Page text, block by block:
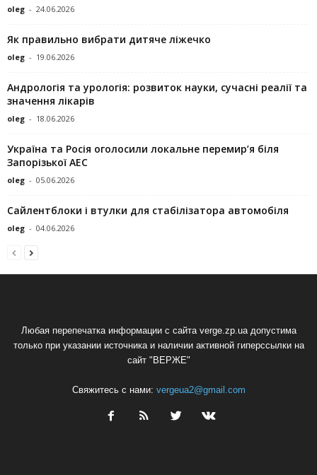
oleg - 24.06.2026
Як правильно вибрати дитяче ліжечко
oleg - 19.06.2026
Андрологія та урологія: розвиток науки, сучасні реалії та
значення лікарів
oleg - 18.06.2026
Україна та Росія оголосили локальне перемир’я біля
Запорізької АЕС
oleg - 05.06.2026
Сайлентблоки і втулки для стабілізатора автомобіля
oleg - 04.06.2026
Любая перепечатка информации с сайта verge.zp.ua допустима
только при указании источника и наличии активной гиперссылки на
сайт "ВЕРЖЕ"
Свяжитесь с нами: vergeua2@gmail.com